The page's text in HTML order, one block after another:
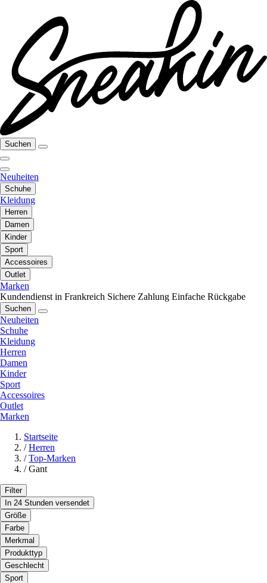
Suchen
Neuheiten
Schuhe
Kleidung
Herren
Damen
Kinder
Sport
Accessoires
Outlet
Marken
Kundendienst in Frankreich Sichere Zahlung Einfache Rückgabe
Suchen
Neuheiten
Schuhe
Kleidung
Herren
Damen
Kinder
Sport
Accessoires
Outlet
Marken
Startseite
/ Herren
/ Top-Marken
/ Gant
Filter
In 24 Stunden versendet
Größe
Farbe
Merkmal
Produkttyp
Geschlecht
Sport